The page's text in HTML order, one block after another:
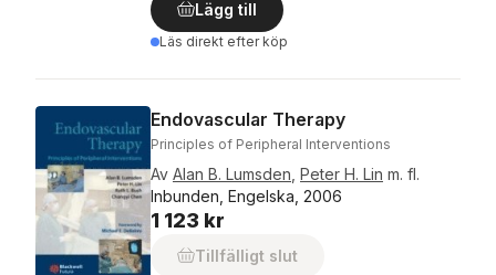
Lägg till
Läs direkt efter köp
Endovascular Therapy
Principles of Peripheral Interventions
Av Alan B. Lumsden Peter H. Lin m. fl.
Inbunden, Engelska, 2006
1 123 kr
Tillfälligt slut